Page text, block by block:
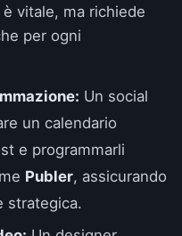
vitale, ma richiede
per ogni
Un social
un calendario
e programmarli
Publer, assicurando
strategica.